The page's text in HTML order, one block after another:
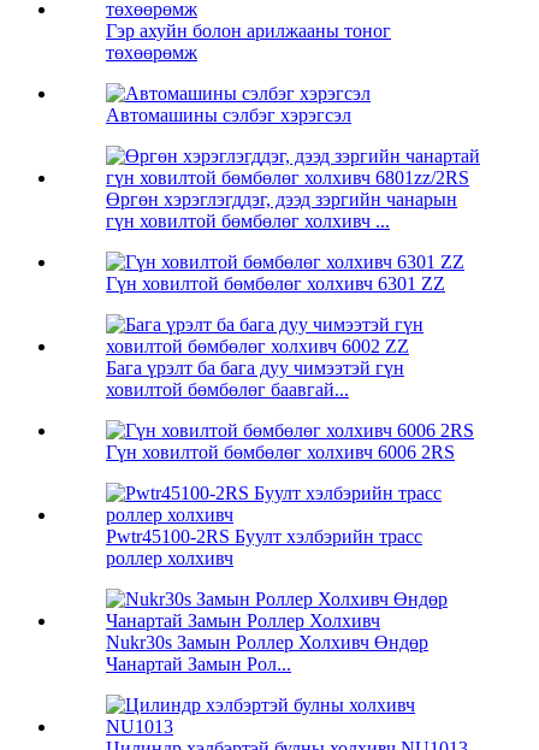
Гэр ахуйн болон арилжааны тоног
төхөөрөмж
Автомашины сэлбэг хэрэгсэл
Өргөн хэрэглэгддэг, дээд зэргийн чанарын
гүн ховилтой бөмбөлөг холхивч ...
Гүн ховилтой бөмбөлөг холхивч 6301 ZZ
Бага үрэлт ба бага дуу чимээтэй гүн
ховилтой бөмбөлөг баавгай...
Гүн ховилтой бөмбөлөг холхивч 6006 2RS
Pwtr45100-2RS Буулт хэлбэрийн трасс
роллер холхивч
Nukr30s Замын Роллер Холхивч Өндөр
Чанартай Замын Рол...